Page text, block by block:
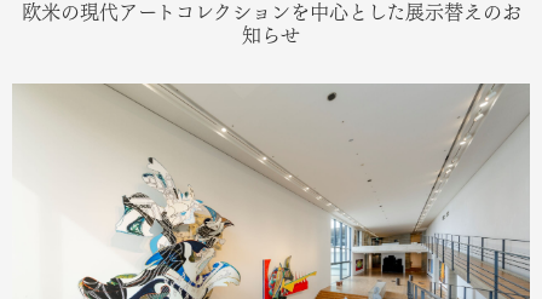
欧米の現代アートコレクションを中心とした展示替えのお
知らせ